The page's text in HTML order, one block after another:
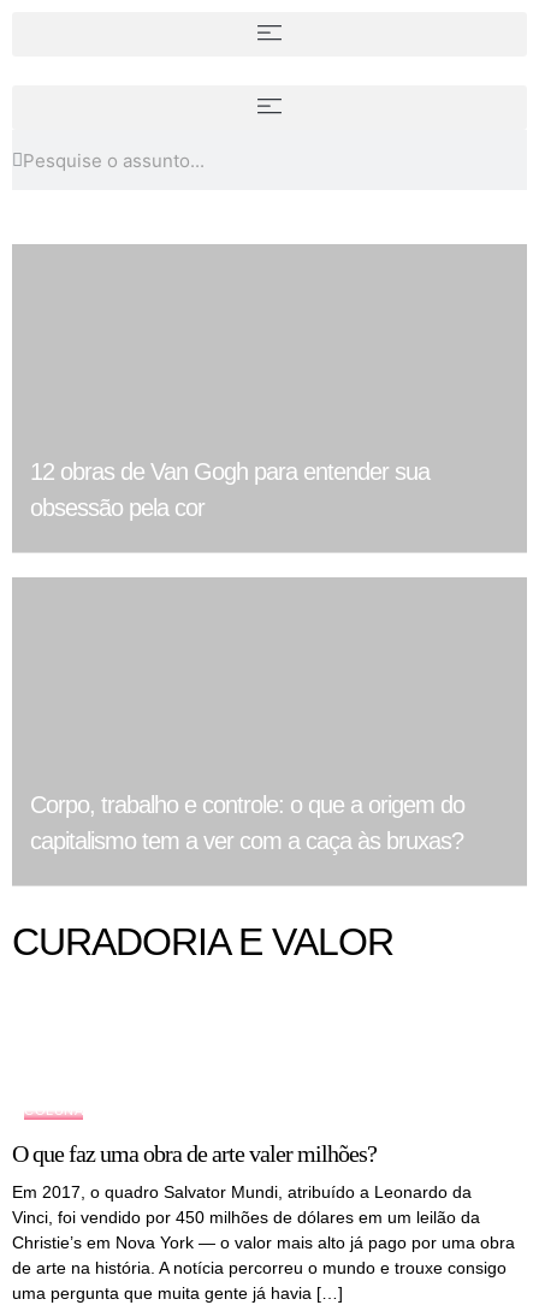
12 obras de Van Gogh para entender sua
obsessão pela cor
Corpo, trabalho e controle: o que a origem do
capitalismo tem a ver com a caça às bruxas?
CURADORIA E VALOR
COLUNA
O que faz uma obra de arte valer milhões?
Em 2017, o quadro Salvator Mundi, atribuído a Leonardo da
Vinci, foi vendido por 450 milhões de dólares em um leilão da
Christie’s em Nova York — o valor mais alto já pago por uma obra
de arte na história. A notícia percorreu o mundo e trouxe consigo
uma pergunta que muita gente já havia […]